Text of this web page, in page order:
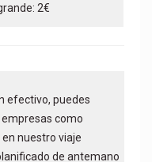
2€
efectivo, puedes
como
en nuestro viaje
de antemano